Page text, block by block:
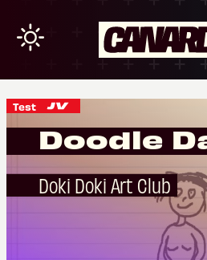
Test
Doodle
Doki Doki Art Club